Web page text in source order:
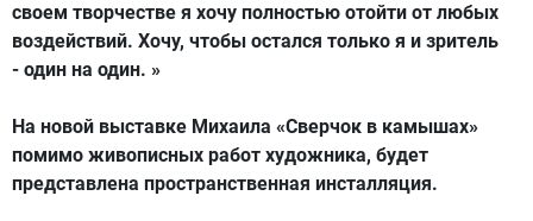
своем творчестве я хочу полностью отойти от любых
воздействий. Хочу, чтобы остался только я и зритель
- один на один. »
На новой выставке Михаила «Сверчок в камышах»
помимо живописных работ художника, будет
представлена пространственная инсталляция.